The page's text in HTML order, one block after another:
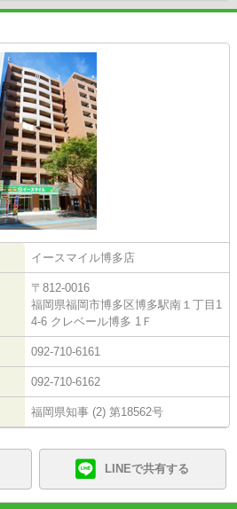
イースマイル博多店
〒812-0016
福岡県福岡市博多区博多駅南１丁目1
4-6 クレベール博多 1Ｆ
092-710-6161
092-710-6162
福岡県知事 (2) 第18562号
LINEで共有する